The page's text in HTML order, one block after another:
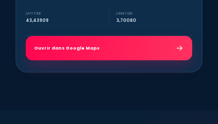
LATITUDE
43,43909
LONGITUDE
3,70080
Ouvrir dans Google Maps